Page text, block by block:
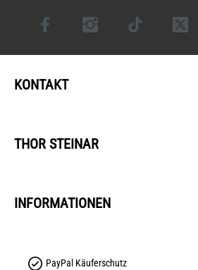
KONTAKT
THOR STEINAR
INFORMATIONEN
PayPal Käuferschutz